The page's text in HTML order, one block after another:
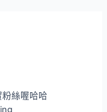
絲喔哈哈